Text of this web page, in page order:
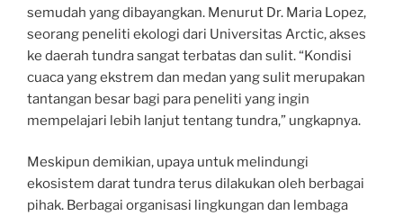
semudah yang dibayangkan. Menurut Dr. Maria Lopez,
seorang peneliti ekologi dari Universitas Arctic, akses
ke daerah tundra sangat terbatas dan sulit. “Kondisi
cuaca yang ekstrem dan medan yang sulit merupakan
tantangan besar bagi para peneliti yang ingin
mempelajari lebih lanjut tentang tundra,” ungkapnya.
Meskipun demikian, upaya untuk melindungi
ekosistem darat tundra terus dilakukan oleh berbagai
pihak. Berbagai organisasi lingkungan dan lembaga